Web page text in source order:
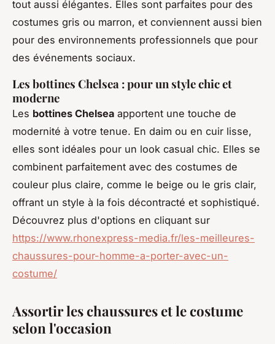
tout aussi élégantes. Elles sont parfaites pour des
costumes gris ou marron, et conviennent aussi bien
pour des environnements professionnels que pour
des événements sociaux.
Les bottines Chelsea : pour un style chic et
moderne
Les bottines Chelsea apportent une touche de
modernité à votre tenue. En daim ou en cuir lisse,
elles sont idéales pour un look casual chic. Elles se
combinent parfaitement avec des costumes de
couleur plus claire, comme le beige ou le gris clair,
offrant un style à la fois décontracté et sophistiqué.
Découvrez plus d'options en cliquant sur
https://www.rhonexpress-media.fr/les-meilleures-
chaussures-pour-homme-a-porter-avec-un-
costume/
Assortir les chaussures et le costume
selon l'occasion